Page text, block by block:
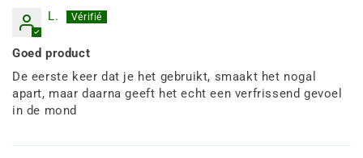
L.
Goed product
De eerste keer dat je het gebruikt, smaakt het nogal
apart, maar daarna geeft het echt een verfrissend gevoel
in de mond